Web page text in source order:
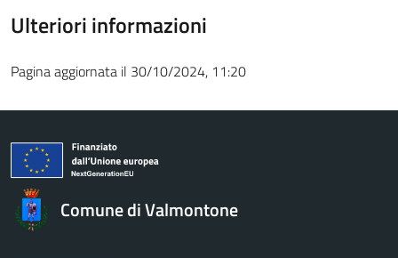
Ulteriori informazioni
Pagina aggiornata il 30/10/2024, 11:20
Comune di Valmontone